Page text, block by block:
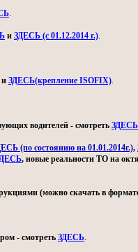
.
и ЗДЕСЬ (с 01.12.2014 г.).
и ЗДЕСЬ(крепление ISOFIX).
водителей - смотреть ЗДЕСЬ
(по состоянию на 01.01.2014г.),
, новые реальности ТО на
(можно скачать в
- смотреть ЗДЕСЬ.